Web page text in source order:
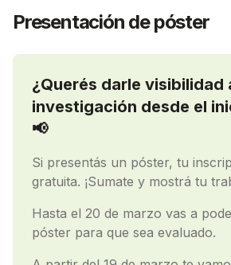
Presentación de póster
¿Querés darle visibilidad
investigación desde el
📢
Si presentás un póster, tu
gratuita. ¡Sumate y mostrá tu
Hasta el 20 de marzo vas a
póster para que sea evaluado.